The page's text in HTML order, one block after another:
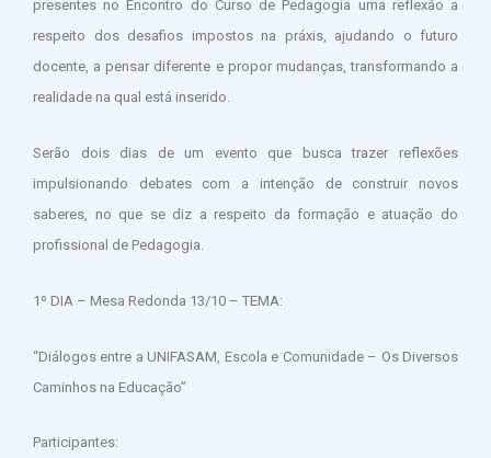
presentes no Encontro do Curso de Pedagogia uma reflexão a
respeito dos desafios impostos na práxis, ajudando o futuro
docente, a pensar diferente e propor mudanças, transformando a
realidade na qual está inserido.
Serão dois dias de um evento que busca trazer reflexões
impulsionando debates com a intenção de construir novos
saberes, no que se diz a respeito da formação e atuação do
profissional de Pedagogia.
1º DIA – Mesa Redonda 13/10 – TEMA:
“Diálogos entre a UNIFASAM, Escola e Comunidade – Os Diversos
Caminhos na Educação”
Participantes: